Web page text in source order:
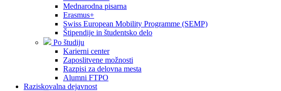
Mednarodna pisarna
Erasmus+
Swiss European Mobility Programme (SEMP)
Štipendije in študentsko delo
Po študiju
Karierni center
Zaposlitvene možnosti
Razpisi za delovna mesta
Alumni FTPO
Raziskovalna dejavnost